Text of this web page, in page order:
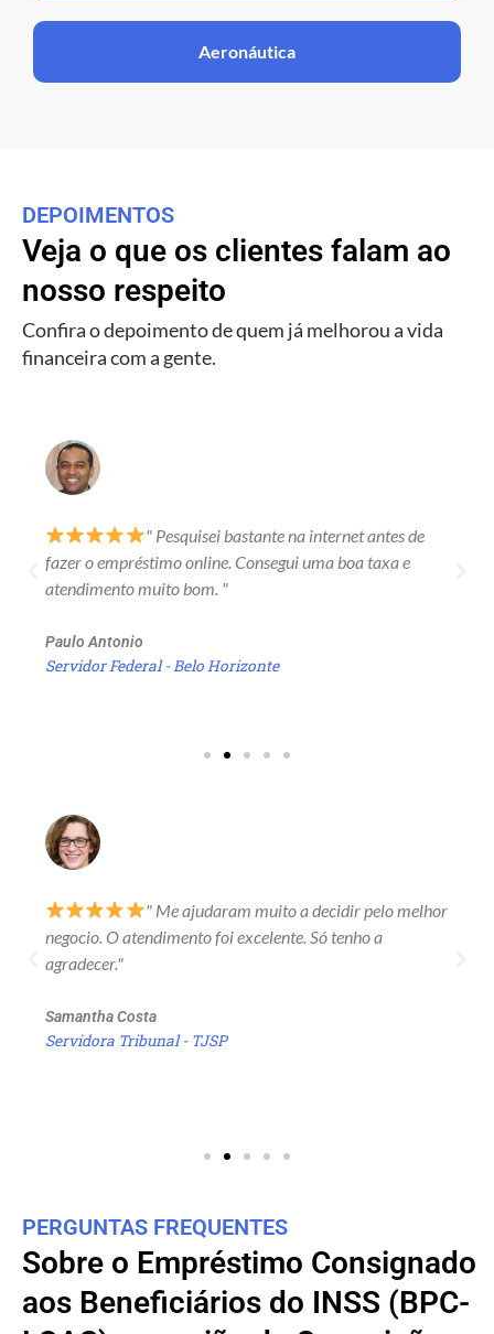
Aeronáutica
DEPOIMENTOS
Veja o que os clientes falam ao
nosso respeito
Confira o depoimento de quem já melhorou a vida
financeira com a gente.
" Pesquisei bastante na internet antes de
fazer o empréstimo online. Consegui uma boa taxa e
atendimento muito bom. "
Paulo Antonio
Servidor Federal - Belo Horizonte
" Me ajudaram muito a decidir pelo melhor
negocio. O atendimento foi excelente. Só tenho a
agradecer."
Samantha Costa
Servidora Tribunal - TJSP
PERGUNTAS FREQUENTES
Sobre o Empréstimo Consignado
aos Beneficiários do INSS (BPC-